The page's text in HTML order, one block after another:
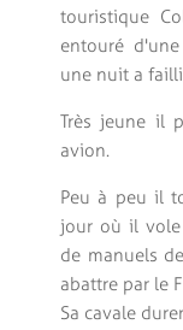
touristique
entouré
une nuit a
Très jeune il
avion.
Peu à peu il
jour où il
de manuels
abattre par le
Sa cavale